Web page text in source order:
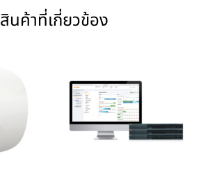
สินค้าที่เกี่ยวข้อง